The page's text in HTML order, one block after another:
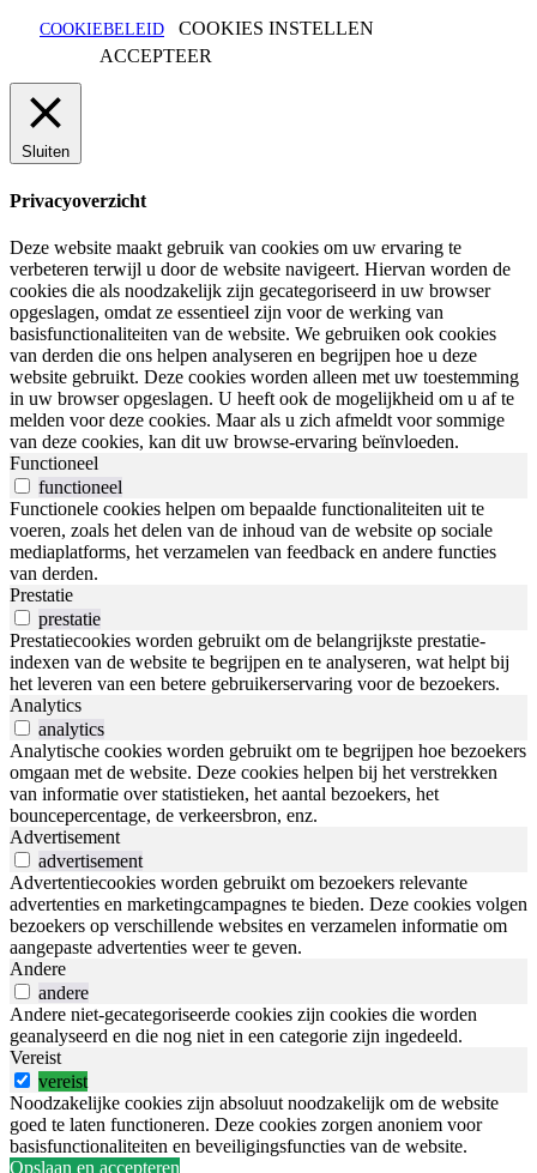
COOKIEBELEID
COOKIES INSTELLEN
ACCEPTEER
Sluiten
Privacyoverzicht
Deze website maakt gebruik van cookies om uw ervaring te
verbeteren terwijl u door de website navigeert. Hiervan worden de
cookies die als noodzakelijk zijn gecategoriseerd in uw browser
opgeslagen, omdat ze essentieel zijn voor de werking van
basisfunctionaliteiten van de website. We gebruiken ook cookies
van derden die ons helpen analyseren en begrijpen hoe u deze
website gebruikt. Deze cookies worden alleen met uw toestemming
in uw browser opgeslagen. U heeft ook de mogelijkheid om u af te
melden voor deze cookies. Maar als u zich afmeldt voor sommige
van deze cookies, kan dit uw browse-ervaring beïnvloeden.
Functioneel
functioneel
Functionele cookies helpen om bepaalde functionaliteiten uit te
voeren, zoals het delen van de inhoud van de website op sociale
mediaplatforms, het verzamelen van feedback en andere functies
van derden.
Prestatie
prestatie
Prestatiecookies worden gebruikt om de belangrijkste prestatie-
indexen van de website te begrijpen en te analyseren, wat helpt bij
het leveren van een betere gebruikerservaring voor de bezoekers.
Analytics
analytics
Analytische cookies worden gebruikt om te begrijpen hoe bezoekers
omgaan met de website. Deze cookies helpen bij het verstrekken
van informatie over statistieken, het aantal bezoekers, het
bouncepercentage, de verkeersbron, enz.
Advertisement
advertisement
Advertentiecookies worden gebruikt om bezoekers relevante
advertenties en marketingcampagnes te bieden. Deze cookies volgen
bezoekers op verschillende websites en verzamelen informatie om
aangepaste advertenties weer te geven.
Andere
andere
Andere niet-gecategoriseerde cookies zijn cookies die worden
geanalyseerd en die nog niet in een categorie zijn ingedeeld.
Vereist
vereist
Noodzakelijke cookies zijn absoluut noodzakelijk om de website
goed te laten functioneren. Deze cookies zorgen anoniem voor
basisfunctionaliteiten en beveiligingsfuncties van de website.
Opslaan en accepteren